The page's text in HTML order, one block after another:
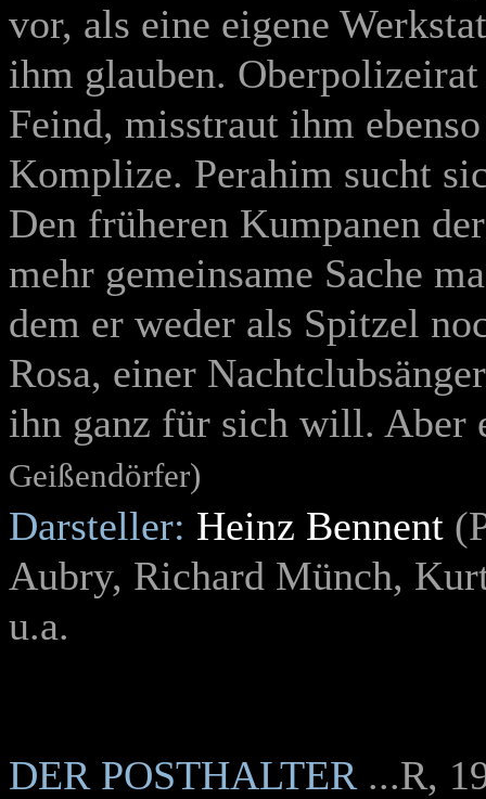
vor, als eine eigene
ihm glauben.
Feind, misstraut ihm
Komplize. Perahim sucht
Den früheren Kumpanen
mehr gemeinsame Sache
dem er weder als Spitzel
Rosa, einer
ihn ganz für sich will. Aber
Geißendörfer)
Darsteller: Heinz Bennent
Aubry, Richard Münch,
u.a.
DER POSTHALTER ...R,